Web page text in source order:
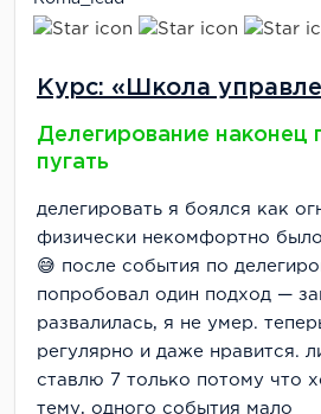
Курс: «Школа
Делегирование наконец
пугать
делегировать я боялся как
физически некомфортно было
😅 после события по
попробовал один подход —
развалилась, я не умер.
регулярно и даже нравится.
ставлю 7 только потому что
тему, одного события мало